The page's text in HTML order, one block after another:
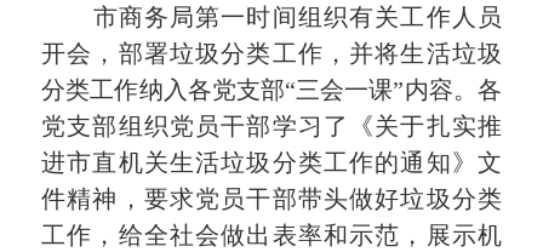
市商务局第一时间组织有关工作人员
开会，部署垃圾分类工作，并将生活垃圾
分类工作纳入各党支部“三会一课”内容。 各
党支部组织党员干部学习了
《关于扎实推
进市直机关生活垃圾分类工作的通知》 文
件精神，要求党员干部带头做好垃圾分类
工作，给全社会做出表率和示范，展示机